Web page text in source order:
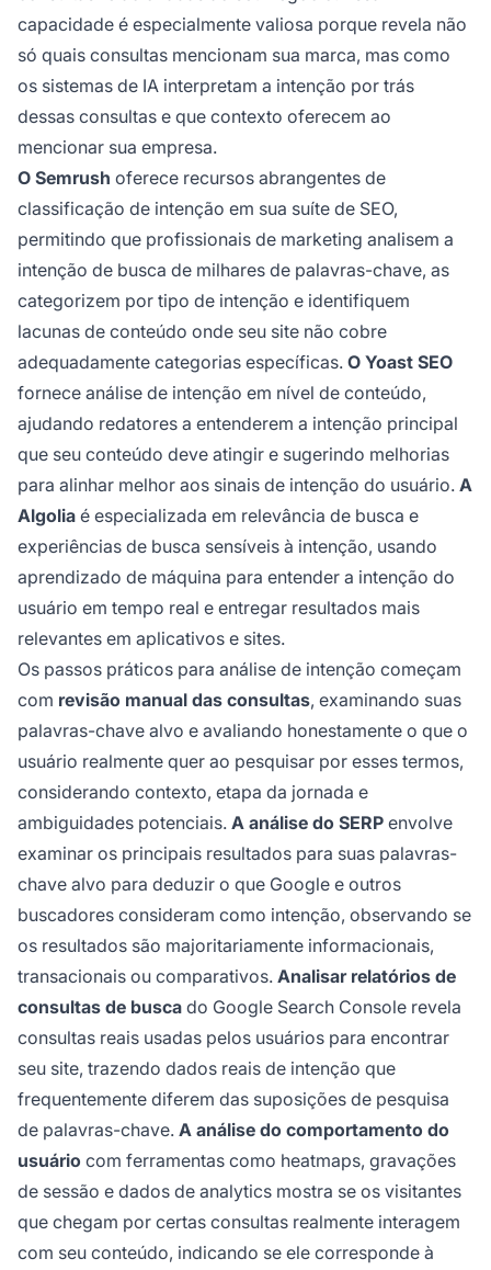
capacidade é especialmente valiosa porque revela não
só quais consultas mencionam sua marca, mas como
os sistemas de IA interpretam a intenção por trás
dessas consultas e que contexto oferecem ao
mencionar sua empresa.
O Semrush oferece recursos abrangentes de
classificação de intenção em sua suíte de SEO,
permitindo que profissionais de marketing analisem a
intenção de busca de milhares de palavras-chave, as
categorizem por tipo de intenção e identifiquem
lacunas de conteúdo onde seu site não cobre
adequadamente categorias específicas. O Yoast SEO
fornece análise de intenção em nível de conteúdo,
ajudando redatores a entenderem a intenção principal
que seu conteúdo deve atingir e sugerindo melhorias
para alinhar melhor aos sinais de intenção do usuário. A
Algolia é especializada em relevância de busca e
experiências de busca sensíveis à intenção, usando
aprendizado de máquina para entender a intenção do
usuário em tempo real e entregar resultados mais
relevantes em aplicativos e sites.
Os passos práticos para análise de intenção começam
com revisão manual das consultas, examinando suas
palavras-chave alvo e avaliando honestamente o que o
usuário realmente quer ao pesquisar por esses termos,
considerando contexto, etapa da jornada e
ambiguidades potenciais. A análise do SERP envolve
examinar os principais resultados para suas palavras-
chave alvo para deduzir o que Google e outros
buscadores consideram como intenção, observando se
os resultados são majoritariamente informacionais,
transacionais ou comparativos. Analisar relatórios de
consultas de busca do Google Search Console revela
consultas reais usadas pelos usuários para encontrar
seu site, trazendo dados reais de intenção que
frequentemente diferem das suposições de pesquisa
de palavras-chave. A análise do comportamento do
usuário com ferramentas como heatmaps, gravações
de sessão e dados de analytics mostra se os visitantes
que chegam por certas consultas realmente interagem
com seu conteúdo, indicando se ele corresponde à